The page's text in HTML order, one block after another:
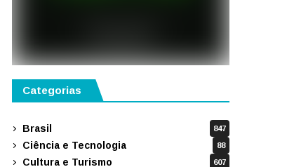
Categorias
Brasil 847
Ciência e Tecnologia 88
Cultura e Turismo 607